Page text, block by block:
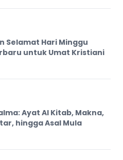
Selamat Hari Minggu
untuk Umat Kristiani
Ayat Al Kitab, Makna,
hingga Asal Mula